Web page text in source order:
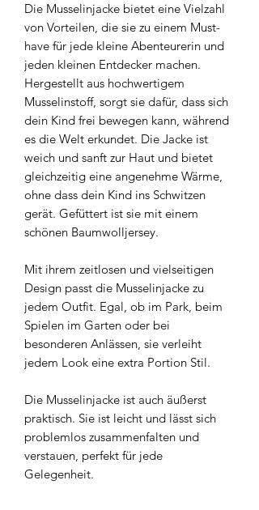
Die Musselinjacke bietet eine Vielzahl
von Vorteilen, die sie zu einem Must-
have für jede kleine Abenteurerin und
jeden kleinen Entdecker machen.
Hergestellt aus hochwertigem
Musselinstoff, sorgt sie dafür, dass sich
dein Kind frei bewegen kann, während
es die Welt erkundet. Die Jacke ist
weich und sanft zur Haut und bietet
gleichzeitig eine angenehme Wärme,
ohne dass dein Kind ins Schwitzen
gerät. Gefüttert ist sie mit einem
schönen Baumwolljersey.
Mit ihrem zeitlosen und vielseitigen
Design passt die Musselinjacke zu
jedem Outfit. Egal, ob im Park, beim
Spielen im Garten oder bei
besonderen Anlässen, sie verleiht
jedem Look eine extra Portion Stil.
Die Musselinjacke ist auch äußerst
praktisch. Sie ist leicht und lässt sich
problemlos zusammenfalten und
verstauen, perfekt für jede
Gelegenheit.